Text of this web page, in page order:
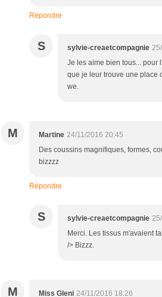
Répondre
S sylvie-creaetcompagnie
Je les aime bien tous... pour
que je leur trouve une place
we.
M Martine 24/11/2016 20:45
Des coussins magnifiques, formes,
bizzzz
Répondre
S sylvie-creaetcompagnie
Merci. Les tissus m'avaient
/> Bizzz.
M Miss Gleni 24/11/2016 18:26